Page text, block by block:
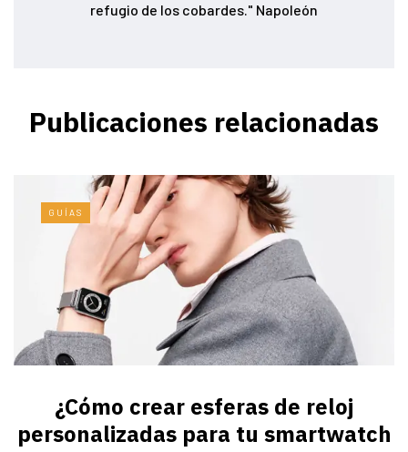
refugio de los cobardes." Napoleón
Publicaciones relacionadas
GUÍAS
¿Cómo crear esferas de reloj
personalizadas para tu smartwatch